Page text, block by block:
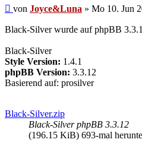
Beitrag
von Joyce&Luna » Mo 10. Jun
Black-Silver wurde auf phpBB
Black-Silver
Style Version: 1.4.1
phpBB Version: 3.3.12
Basierend auf: prosilver
Black-Silver.zip
Black-Silver phpBB 3.3.12
(196.15 KiB) 693-mal